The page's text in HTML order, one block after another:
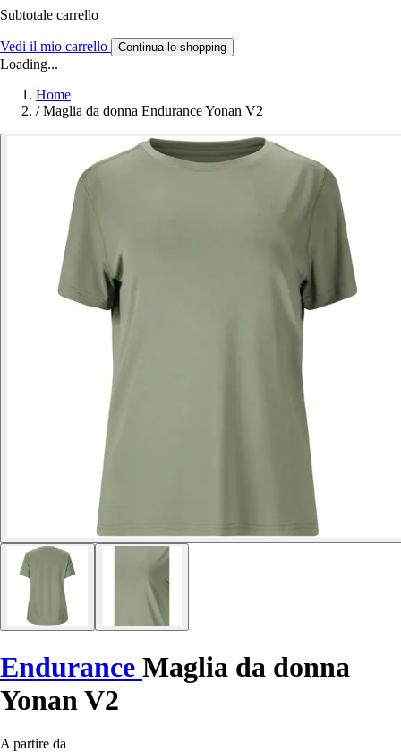
Subtotale carrello
Vedi il mio carrello Continua lo shopping
Loading...
Home
/ Maglia da donna Endurance Yonan V2
Endurance Maglia da donna
Yonan V2
A partire da